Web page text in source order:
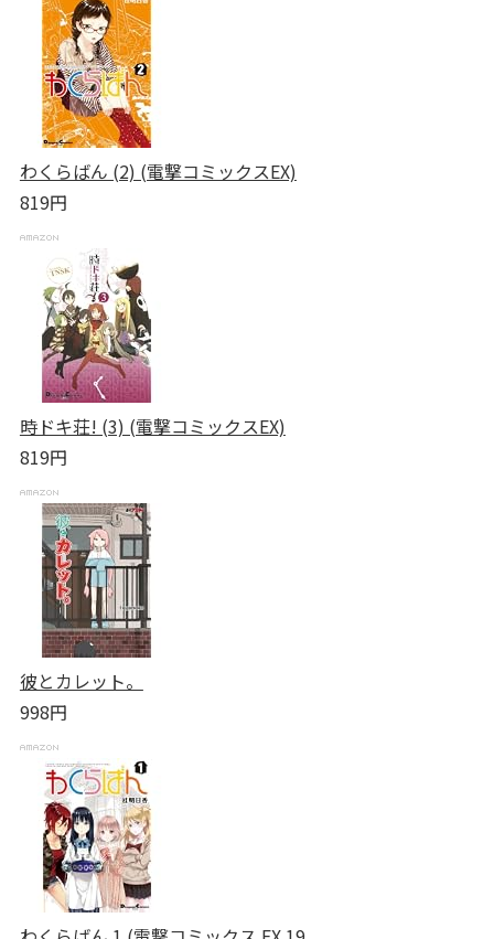
わくらばん (2) (電撃コミックスEX)
819円
時ドキ荘! (3) (電撃コミックスEX)
819円
彼とカレット。
998円